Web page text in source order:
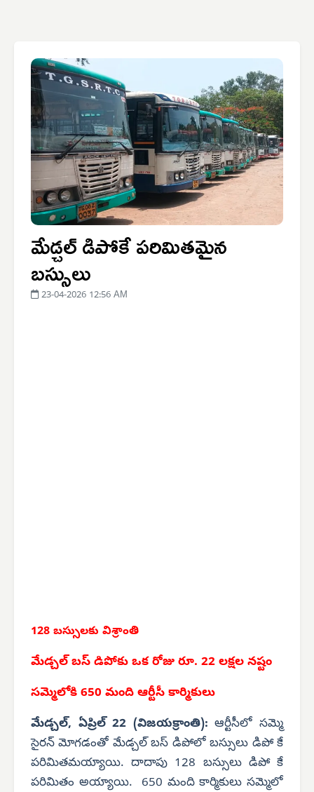
మేడ్చల్ డిపోకే పరిమితమైన
బస్సులు
23-04-2026 12:56 AM
128 బస్సులకు విశ్రాంతి
మేడ్చల్ బస్ డిపోకు ఒక రోజు రూ. 22 లక్షల నష్టం
సమ్మెలోకి 650 మంది ఆర్టీసీ కార్మికులు
మేడ్చల్, ఏప్రిల్ 22 (విజయక్రాంతి): ఆర్టీసీలో సమ్మె
సైరన్ మోగడంతో మేడ్చల్ బస్ డిపోలో బస్సులు డిపో కే
పరిమితమయ్యాయి. దాదాపు 128 బస్సులు డిపో కే
పరిమితం అయ్యాయి. 650 మంది కార్మికులు సమ్మెలో